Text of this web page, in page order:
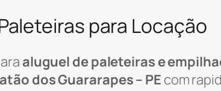
para Locação
aluguel de paleteiras e
dos Guararapes – PEcom